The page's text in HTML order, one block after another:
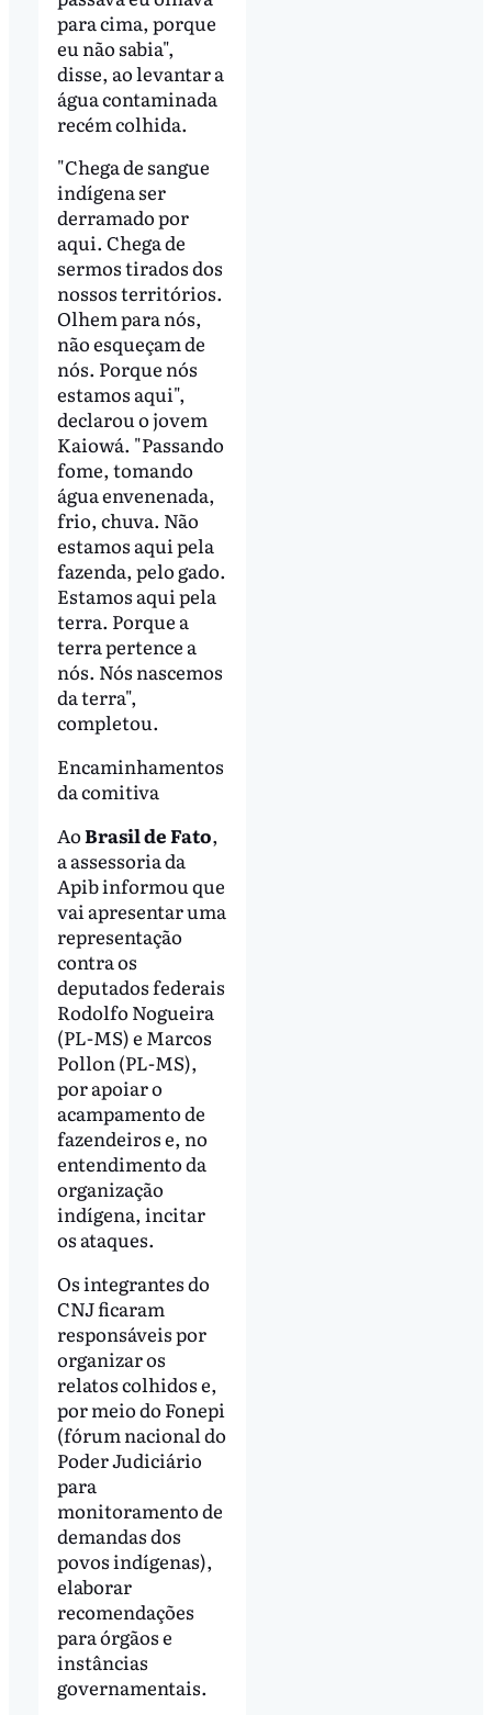
para cima, porque
eu não sabia",
disse, ao levantar a
água contaminada
recém colhida.
"Chega de sangue
indígena ser
derramado por
aqui. Chega de
sermos tirados dos
nossos territórios.
Olhem para nós,
não esqueçam de
nós. Porque nós
estamos aqui",
declarou o jovem
Kaiowá. "Passando
fome, tomando
água envenenada,
frio, chuva. Não
estamos aqui pela
fazenda, pelo gado.
Estamos aqui pela
terra. Porque a
terra pertence a
nós. Nós nascemos
da terra",
completou.
Encaminhamentos
da comitiva
AoBrasil de Fato,
a assessoria da
Apib informou que
vai apresentar uma
representação
contra os
deputados federais
Rodolfo Nogueira
(PL-MS) e Marcos
Pollon (PL-MS),
por apoiar o
acampamento de
fazendeiros e, no
entendimento da
organização
indígena, incitar
os ataques.
Os integrantes do
CNJ ficaram
responsáveis por
organizar os
relatos colhidos e,
por meio do Fonepi
(fórum nacional do
Poder Judiciário
para
monitoramento de
demandas dos
povos indígenas),
elaborar
recomendações
para órgãos e
instâncias
governamentais.